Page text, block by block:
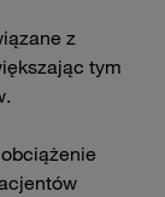
z
tym